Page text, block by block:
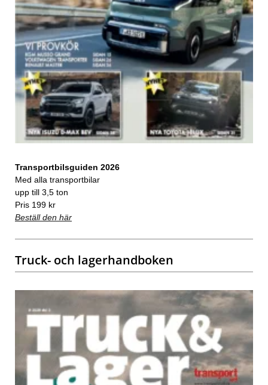
Transportbilsguiden 2026
Med alla transportbilar
upp till 3,5 ton
Pris 199 kr
Beställ den här
Truck- och lagerhandboken